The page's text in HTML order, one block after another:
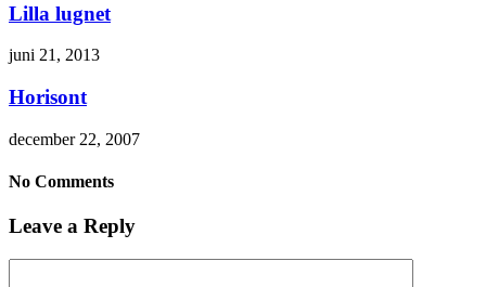
Lilla lugnet
juni 21, 2013
Horisont
december 22, 2007
No Comments
Leave a Reply